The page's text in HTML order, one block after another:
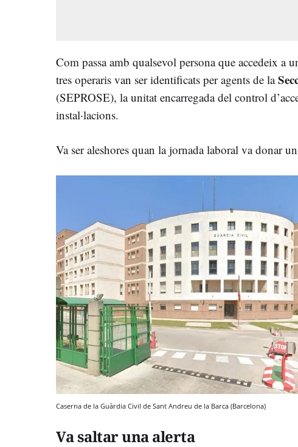
Com passa amb qualsevol persona que accedeix a
tres operaris van ser identificats per agents de la
(SEPROSE), la unitat encarregada del control
instal·lacions.
Va ser aleshores quan la jornada laboral va donar un
Caserna de la Guàrdia Civil de Sant Andreu de la Barca (Barcelona)
Va saltar una alerta